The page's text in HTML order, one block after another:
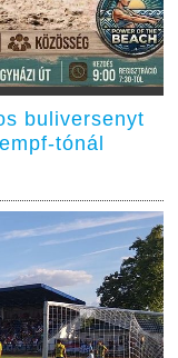
buliversenyt
tónál